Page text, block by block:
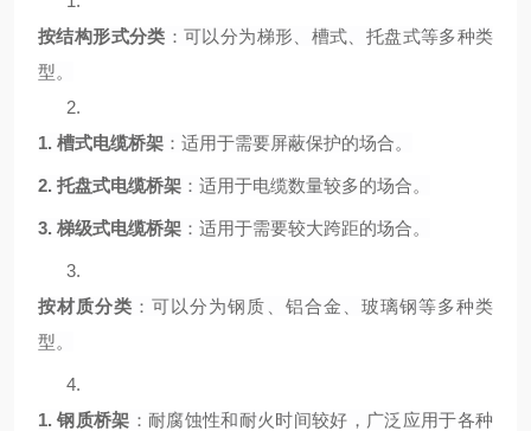
按结构形式分类 ：可以分为梯形、槽式、托盘式等多种类
型。
2.
1. 槽式电缆桥架 ：适用于需要屏蔽保护的场合。
2. 托盘式电缆桥架 ：适用于电缆数量较多的场合。
3. 梯级式电缆桥架 ：适用于需要较大跨距的场合。
3.
按材质分类 ：可以分为钢质、铝合金、玻璃钢等多种类
型。
4.
1.钢质桥架 ：耐腐蚀性和耐火时间较好，广泛应用于各种